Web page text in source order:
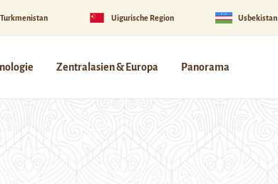
Turkmenistan Uigurische Region Usbekistan
Zentralasien & Europa Panorama